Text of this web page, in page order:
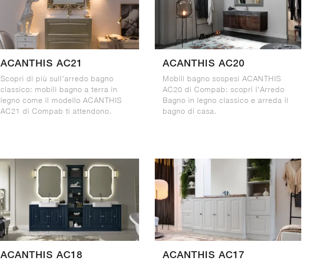
ACANTHIS AC21
Scopri di più sull'arredo bagno
classico: mobili bagno a terra in
legno come il modello ACANTHIS
AC21 di Compab ti attendono.
ACANTHIS AC20
Mobili bagno sospesi ACANTHIS
AC20 di Compab: scopri l'Arredo
Bagno in legno classico e arreda il
bagno di casa.
ACANTHIS AC18 ACANTHIS AC17